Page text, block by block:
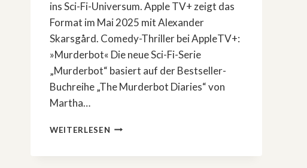
ins Sci-Fi-Universum. Apple TV+ zeigt das
Format im Mai 2025 mit Alexander
Skarsgård. Comedy-Thriller bei AppleTV+:
»Murderbot« Die neue Sci-Fi-Serie
„Murderbot“ basiert auf der Bestseller-
Buchreihe „The Murderbot Diaries“ von
Martha…
WEITERLESEN COMEDY-